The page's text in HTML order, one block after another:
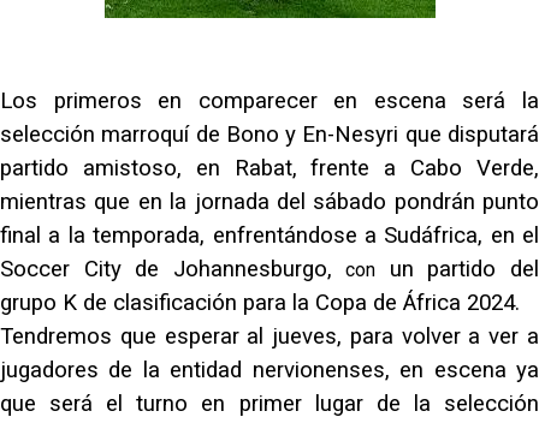
trabajamos con ilusión
Diomande ya es madridista mientras Rodri agita el
Los primeros en comparecer en escena será la
selección marroquí de Bono y En-Nesyri que disputará
partido amistoso, en Rabat, frente a Cabo Verde,
mientras que en la jornada del sábado pondrán punto
final a la temporada, enfrentándose a Sudáfrica, en el
Soccer City de Johannesburgo,con un partido del
grupo K de clasificación para la Copa de África 2024.
Tendremos que esperar al jueves, para volver a ver a
jugadores de la entidad nervionenses, en escena ya
que será el turno en primer lugar de la selección